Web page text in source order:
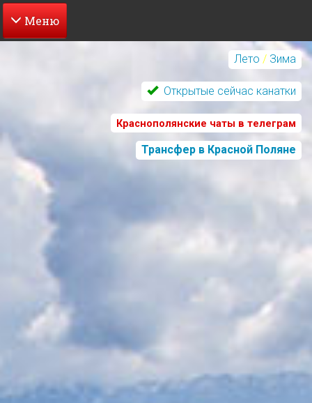
Перейти
Лето / Зима
Открытые сейчас канатки
Краснополянские чаты в телеграм
Трансфер в Красной Поляне